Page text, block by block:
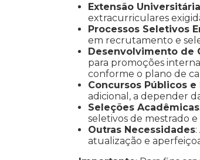
Extensão Universitária
extracurriculares
Processos Seletivos
em recrutamento e
Desenvolvimento de
para promoções
conforme o plano de
Concursos Públicos
adicional, a depender
Seleções Acadêmicas
seletivos de mestrado
Outras Necessidades
atualização e